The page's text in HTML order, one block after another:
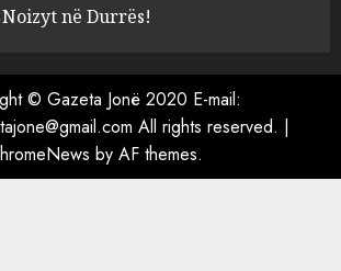
në Durrës!
© Gazeta Jonë 2020 E-mail:
All rights reserved. |
by AF themes.